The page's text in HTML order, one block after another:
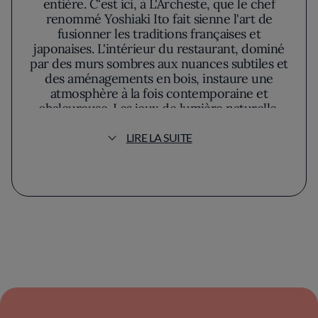
entière. C'est ici, à L'Archeste, que le chef
renommé Yoshiaki Ito fait sienne l'art de
fusionner les traditions françaises et
japonaises. L'intérieur du restaurant, dominé
par des murs sombres aux nuances subtiles et
des aménagements en bois, instaure une
atmosphère à la fois contemporaine et
chaleureuse. Les jeux de lumière naturelle,
valeur l'ambiance sophistiquée du lieu.
philosophie? Revisiter les classiques français
manière inattendue pour captiver les sens.
LIRE LA SUITE